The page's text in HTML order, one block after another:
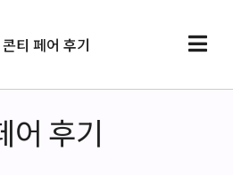
티 페어 후기
어 후기